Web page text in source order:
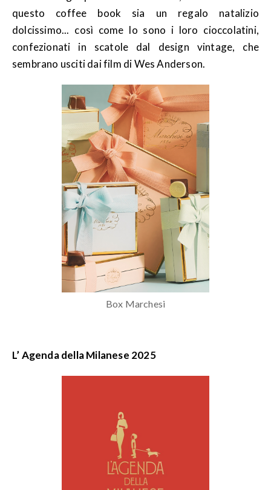
questo coffee book sia un regalo natalizio
dolcissimo... così come lo sono i loro cioccolatini,
confezionati in scatole dal design vintage, che
sembrano usciti dai film di Wes Anderson.
Box Marchesi
L’ Agenda della Milanese 2025